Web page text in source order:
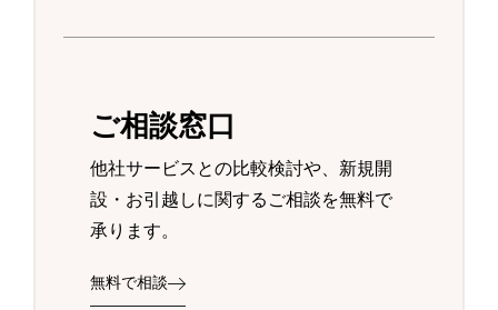
ご相談窓口
他社サービスとの比較検討や、新規開
設・お引越しに関するご相談を無料で
承ります。
無料で相談